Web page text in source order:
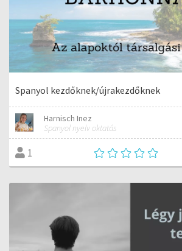
Spanyol kezdőknek/újrakezdőknek
Harnisch Inez
Spanyol nyelv oktatás
1